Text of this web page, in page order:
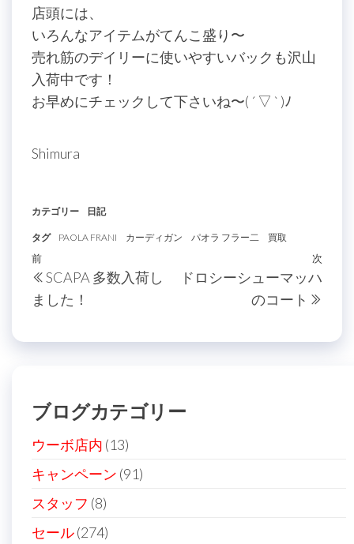
店頭には、
いろんなアイテムがてんこ盛り〜
売れ筋のデイリーに使いやすいバックも沢山
入荷中です！
お早めにチェックして下さいね〜( ´ ▽ ` )ﾉ
Shimura
カテゴリー 日記
タグ PAOLA FRANI カーディガン パオラ フラー二 買取
投
稿
ナ
ビ
シ
ョ
ン
過
去
の
前
SCAPA 多数入荷し
ました！
次
次
ドロシーシューマッハ
のコート
ブログカテゴリー
ウーボ店内 (13)
キャンペーン (91)
スタッフ (8)
セール(274)